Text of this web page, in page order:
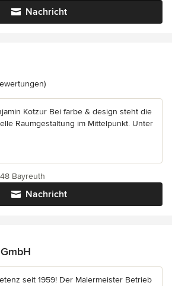
Nachricht
5 von 5 Sternen
Kotzur Bei farbe & design steht die
Raumgestaltung im Mittelpunkt. Unter
Nachricht
Bayreuth
seit 1959! Der Malermeister Betrieb